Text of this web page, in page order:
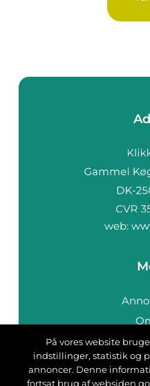
web:
På vores website
indstillinger, statistik og
annoncer. Denne
fortsat brug af websiden